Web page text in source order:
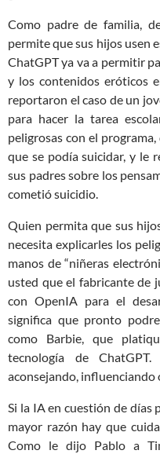
Como padre de familia,
permite que sus hijos usen
ChatGPT ya va a permitir
y los contenidos eróticos
reportaron el caso de un
para hacer la tarea
peligrosas con el
que se podía suicidar, y le
sus padres sobre los
cometió suicidio.
Quien permita que sus
necesita explicarles los
manos de “niñeras
usted que el fabricante de
con OpenIA para el
significa que pronto
como Barbie, que
tecnología de
aconsejando, influenciando
Si la IA en cuestión de días
mayor razón hay que
Como le dijo Pablo a